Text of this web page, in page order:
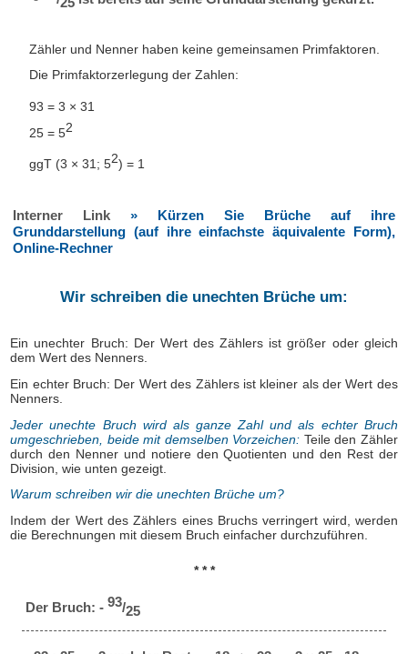
Zähler und Nenner haben keine gemeinsamen Primfaktoren.
Die Primfaktorzerlegung der Zahlen:
93 = 3 × 31
25 = 52
ggT (3 × 31; 52) = 1
Interner Link » Kürzen Sie Brüche auf ihre
Grunddarstellung (auf ihre einfachste äquivalente Form),
Online-Rechner
Wir schreiben die unechten Brüche um:
Ein unechter Bruch: Der Wert des Zählers ist größer oder gleich
dem Wert des Nenners.
Ein echter Bruch: Der Wert des Zählers ist kleiner als der Wert des
Nenners.
Jeder unechte Bruch wird als ganze Zahl und als echter Bruch
umgeschrieben, beide mit demselben Vorzeichen: Teile den Zähler
durch den Nenner und notiere den Quotienten und den Rest der
Division, wie unten gezeigt.
Warum schreiben wir die unechten Brüche um?
Indem der Wert des Zählers eines Bruchs verringert wird, werden
die Berechnungen mit diesem Bruch einfacher durchzuführen.
* * *
Der Bruch: - 93/25